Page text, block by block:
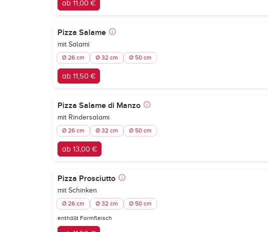
ab 11,00 €
Pizza Salame
mit Salami
Ø 26 cm Ø 32 cm Ø 50 cm
ab 11,50 €
Pizza Salame di Manzo
mit Rindersalami
Ø 26 cm Ø 32 cm Ø 50 cm
ab 13,00 €
Pizza Prosciutto
mit Schinken
Ø 26 cm Ø 32 cm Ø 50 cm
enthällt Formfleisch